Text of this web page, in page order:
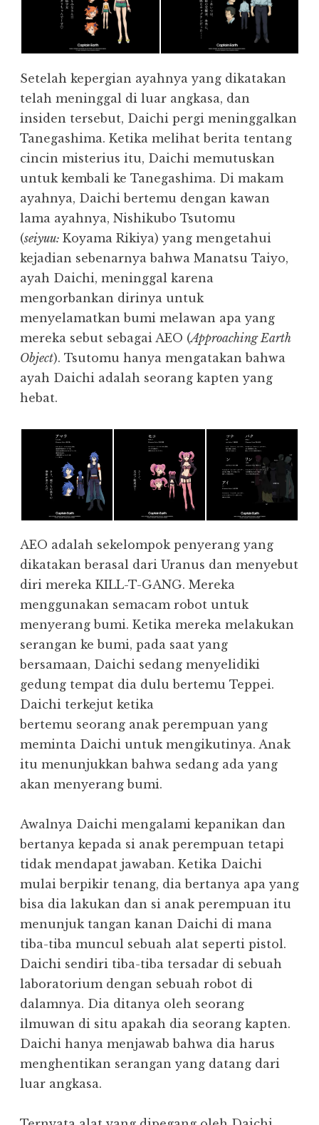
Setelah kepergian ayahnya yang dikatakan
telah meninggal di luar angkasa, dan
insiden tersebut, Daichi pergi meninggalkan
Tanegashima. Ketika melihat berita tentang
cincin misterius itu, Daichi memutuskan
untuk kembali ke Tanegashima. Di makam
ayahnya, Daichi bertemu dengan kawan
lama ayahnya, Nishikubo Tsutomu
(seiyuu: Koyama Rikiya) yang mengetahui
kejadian sebenarnya bahwa Manatsu Taiyo,
ayah Daichi, meninggal karena
mengorbankan dirinya untuk
menyelamatkan bumi melawan apa yang
mereka sebut sebagai AEO (Approaching Earth
Object). Tsutomu hanya mengatakan bahwa
ayah Daichi adalah seorang kapten yang
hebat.
AEO adalah sekelompok penyerang yang
dikatakan berasal dari Uranus dan menyebut
diri mereka KILL-T-GANG. Mereka
menggunakan semacam robot untuk
menyerang bumi. Ketika mereka melakukan
serangan ke bumi, pada saat yang
bersamaan, Daichi sedang menyelidiki
gedung tempat dia dulu bertemu Teppei.
Daichi terkejut ketika
bertemu seorang anak perempuan yang
meminta Daichi untuk mengikutinya. Anak
itu menunjukkan bahwa sedang ada yang
akan menyerang bumi.
Awalnya Daichi mengalami kepanikan dan
bertanya kepada si anak perempuan tetapi
tidak mendapat jawaban. Ketika Daichi
mulai berpikir tenang, dia bertanya apa yang
bisa dia lakukan dan si anak perempuan itu
menunjuk tangan kanan Daichi di mana
tiba-tiba muncul sebuah alat seperti pistol.
Daichi sendiri tiba-tiba tersadar di sebuah
laboratorium dengan sebuah robot di
dalamnya. Dia ditanya oleh seorang
ilmuwan di situ apakah dia seorang kapten.
Daichi hanya menjawab bahwa dia harus
menghentikan serangan yang datang dari
luar angkasa.